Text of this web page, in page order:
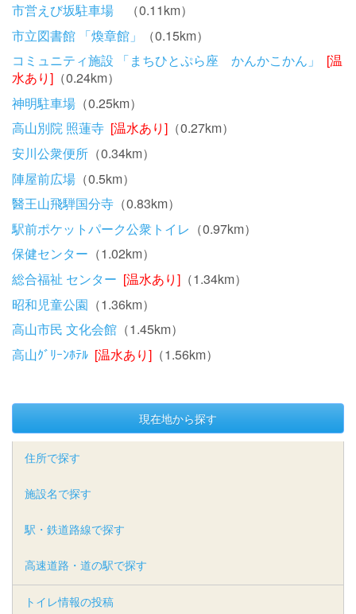
市営えび坂駐車場
（0.11km）
市立図書館 「煥章館」
（0.15km）
コミュニティ施設 「まちひとぷら座 かんかこかん」
[温
水あり] （0.24km）
神明駐車場 （0.25km）
高山別院 照蓮寺 [温水あり] （0.27km）
安川公衆便所 （0.34km）
陣屋前広場 （0.5km）
醫王山飛騨国分寺 （0.83km）
駅前ポケットパーク公衆トイレ （0.97km）
保健センター （1.02km）
総合福祉 センター [温水あり] （1.34km）
昭和児童公園 （1.36km）
高山市民 文化会館 （1.45km）
高山ｸﾞﾘｰﾝﾎﾃﾙ [温水あり] （1.56km）
現在地から探す
住所で探す
施設名で探す
駅・鉄道路線で探す
高速道路・道の駅で探す
トイレ情報の投稿